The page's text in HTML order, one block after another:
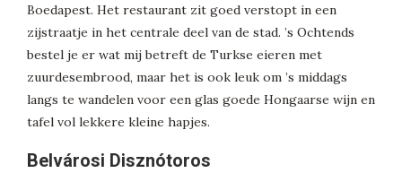
Boedapest. Het restaurant zit goed verstopt in een
zijstraatje in het centrale deel van de stad. ’s Ochtends
bestel je er wat mij betreft de Turkse eieren met
zuurdesembrood, maar het is ook leuk om ’s middags
langs te wandelen voor een glas goede Hongaarse wijn en
tafel vol lekkere kleine hapjes.
Belvárosi Disznótoros